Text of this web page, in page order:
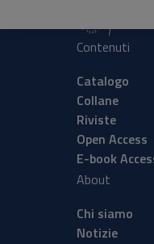
Contenuti
Catalogo
Collane
Riviste
Open Access
E-book
About
Chi siamo
Notizie